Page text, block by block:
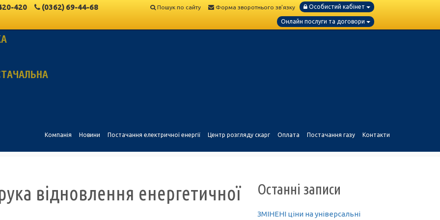
420 (0362) 69-44-68 Пошук по сайту Форма зворотнього зв'язку Особистий кабінет
Онлайн послуги та договори
Компанія Новини Постачання електричної енергії Центр розгляду скарг Оплата Постачання газу Контакти
відновлення енергетичної Останні записи
ЗМІНЕНІ ціни на універсальні